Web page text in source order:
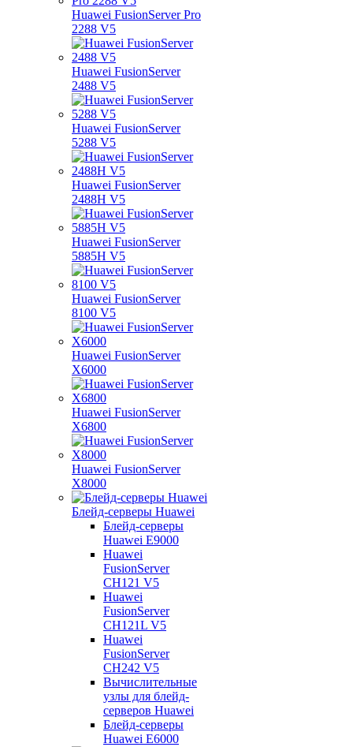
Huawei FusionServer Pro
2288 V5
Huawei FusionServer
2488 V5
Huawei FusionServer
5288 V5
Huawei FusionServer
2488H V5
Huawei FusionServer
5885H V5
Huawei FusionServer
8100 V5
Huawei FusionServer
X6000
Huawei FusionServer
X6800
Huawei FusionServer
X8000
Блейд-серверы Huawei
Блейд-серверы
Huawei E9000
Huawei
FusionServer
CH121 V5
Huawei
FusionServer
CH121L V5
Huawei
FusionServer
CH242 V5
Вычислительные
узлы для блейд-
серверов Huawei
Блейд-серверы
Huawei E6000